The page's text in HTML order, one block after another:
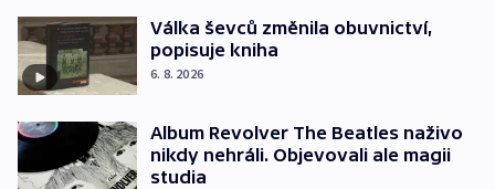
Válka ševců změnila obuvnictví,
popisuje kniha
6. 8. 2026
Album Revolver The Beatles naživo
nikdy nehráli. Objevovali ale magii
studia